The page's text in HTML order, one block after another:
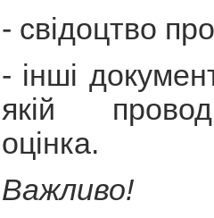
- свідоцтво
- інші
якій
оцінка.
Важливо!